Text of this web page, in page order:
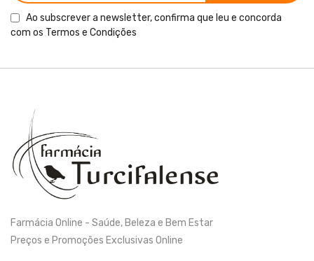
Ao subscrever a newsletter, confirma que leu e concorda
com os Termos e Condições
Farmácia Online - Saúde, Beleza e Bem Estar
Preços e Promoções Exclusivas Online